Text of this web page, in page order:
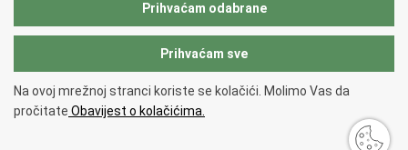
Copyright © 2026 Ravnateljstvo policije.
pristupačnosti.
Prihvaćam odabrane
Prihvaćam sve
Na ovoj mrežnoj stranci koriste se kolačići. Molimo Vas da
pročitate Obavijest o kolačićima.